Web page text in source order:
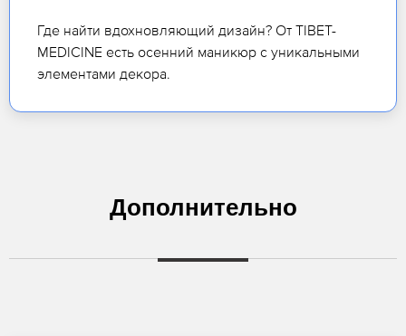
Где найти вдохновляющий дизайн? От TIBET-
MEDICINE есть осенний маникюр с уникальными
элементами декора.
Дополнительно